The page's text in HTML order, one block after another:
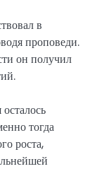
в
проповеди.
он получил
тогда
роста,